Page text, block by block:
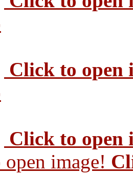
Click to open
Click to open